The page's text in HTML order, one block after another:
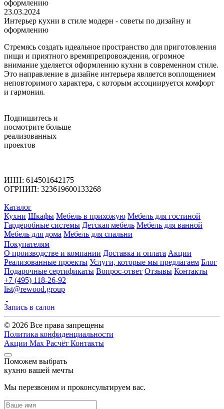
23.03.2024
Интерьер кухни в стиле модерн - советы по дизайну и
оформлению
Стремясь создать идеальное пространство для приготовления
пищи и приятного времяпрепровождения, огромное
внимание уделяется оформлению кухни в современном стиле.
Это направление в дизайне интерьера является воплощением
неповторимого характера, с которым ассоциируется комфорт
и гармония.
Подпишитесь и
посмотрите больше
реализованных
проектов
ИНН: 614501642175
ОГРНИП: 323619600133268
Каталог
Кухни Шкафы Мебель в прихожую Мебель для гостиной
Гардеробные системы Детская мебель Мебель для ванной
Мебель для дома Мебель для спальни
Покупателям
О производстве и компании Доставка и оплата Акции
Реализованные проекты Услуги, которые мы предлагаем Блог
Подарочные сертификаты Вопрос-ответ Отзывы Контакты
+7 (495) 118-26-92
list@rewood.group
Запись в салон
© 2026 Все права запрещены
Политика конфиденциальности
Акции Max Расчёт Контакты
Поможем выбрать
кухню вашей мечты
Мы перезвоним и проконсультируем вас.